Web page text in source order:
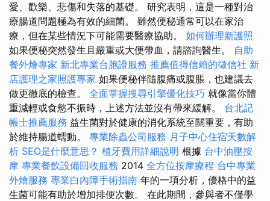
愛、歡樂、悲傷和失落的基礎。 研究表明，這是一種對治
療腸道問題極為有效的細菌。 雖然便秘通常可以在家治
療，但在某些情況下可能需要醫療協助。 如何辦理新護照
如果便秘突然發生且嚴重或大便帶血，請諮詢醫生。 自助
餐外燴專家 新北專業台胞證服務 推薦值得信賴的徵信社 新
店護理之家照護專家 如果便秘伴隨腹痛或腹脹，也建議去
做更徹底的檢查。 全面掌握搜尋引擎優化技巧 就像當你體
重減輕或食慾不振時，上述方法並沒有帶來緩解。 台北記
帳士推薦服務 益生菌對於健康的消化系統至關重要，有助
於維持腸道蠕動。 專業除蟲公司服務 月子中心住宿天數解
析 SEO是什麼意思？ 植牙費用詳細說明 根據 台中油壓按
摩 專業餐飲設備回收服務 2014 全方位按摩療程 台中專業
外燴服務 專業白內障手術指南 年的一項分析，優格中的益
生菌可能有助於增加排便次數。 在此期間，參與者不僅學